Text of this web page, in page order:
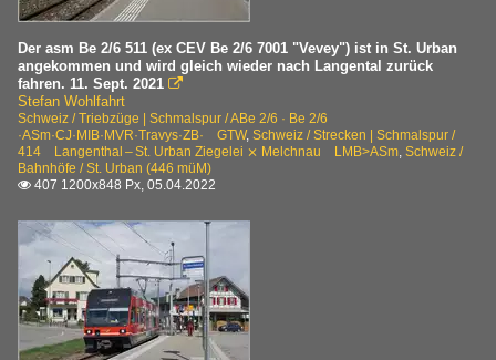
Der asm Be 2/6 511 (ex CEV Be 2/6 7001 "Vevey") ist in St. Urban
angekommen und wird gleich wieder nach Langental zurück
fahren. 11. Sept. 2021 
Stefan Wohlfahrt
Schweiz / Triebzüge | Schmalspur / ABe 2/6 · Be 2/6
·ASm·CJ·MIB·MVR·Travys·ZB· GTW, Schweiz / Strecken | Schmalspur /
414 Langenthal – St. Urban Ziegelei ⨯ Melchnau LMB>ASm, Schweiz /
Bahnhöfe / St. Urban (446 müM)
 407 1200x848 Px, 05.04.2022